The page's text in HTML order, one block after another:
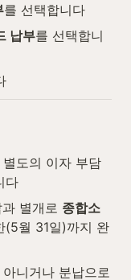
를 선택합니다
납부를 선택합니
도의 이자 부담
다
별개로 종합소
(5월 31일)까지 완
니거나 분납으로